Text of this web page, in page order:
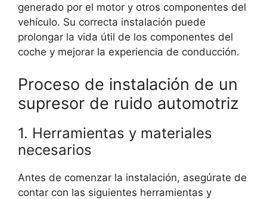
generado por el motor y otros componentes del
vehículo. Su correcta instalación puede
prolongar la vida útil de los componentes del
coche y mejorar la experiencia de conducción.
Proceso de instalación de un
supresor de ruido automotriz
1. Herramientas y materiales
necesarios
Antes de comenzar la instalación, asegúrate de
contar con las siguientes herramientas y